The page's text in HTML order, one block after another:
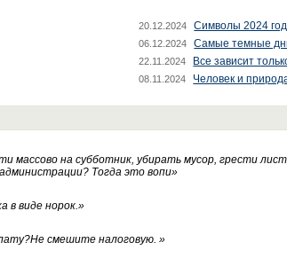
20.12.2024 Символы 2024
06.12.2024 Самые темные
22.11.2024 Все зависит
08.11.2024 Человек и
массово на субботник, убирать мусор, грести
Тогда это вопи»
в виде норок.»
смешите налоговую. »